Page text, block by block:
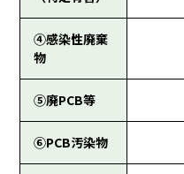
④感染性廃棄
物
⑤廃PCB等
⑥PCB汚染物